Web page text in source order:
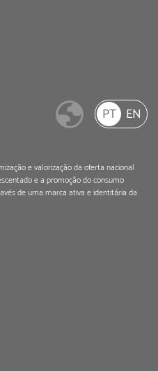
PT EN
e valorização da oferta nacional
e a promoção do consumo
de uma marca ativa e identitária da